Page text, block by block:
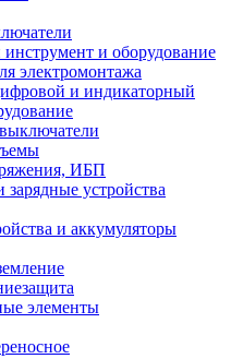
и оборудование
электромонтажа
и индикаторный
ИБП
устройства
и аккумуляторы
элементы